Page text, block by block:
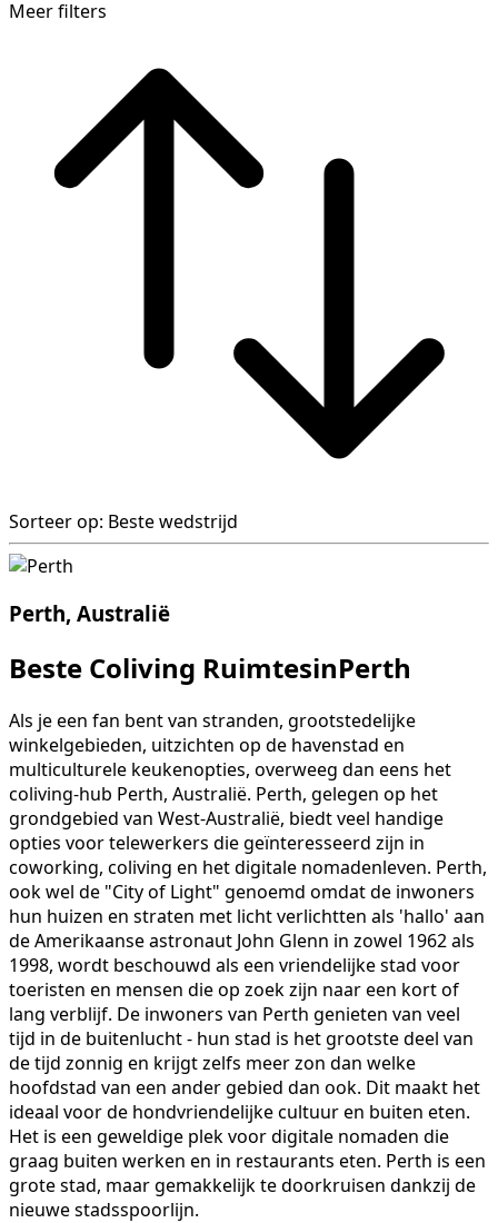
Meer filters
Sorteer op: Beste wedstrijd
Perth, Australië
Beste Coliving RuimtesinPerth
Als je een fan bent van stranden, grootstedelijke
winkelgebieden, uitzichten op de havenstad en
multiculturele keukenopties, overweeg dan eens het
coliving-hub Perth, Australië. Perth, gelegen op het
grondgebied van West-Australië, biedt veel handige
opties voor telewerkers die geïnteresseerd zijn in
coworking, coliving en het digitale nomadenleven. Perth,
ook wel de "City of Light" genoemd omdat de inwoners
hun huizen en straten met licht verlichtten als 'hallo' aan
de Amerikaanse astronaut John Glenn in zowel 1962 als
1998, wordt beschouwd als een vriendelijke stad voor
toeristen en mensen die op zoek zijn naar een kort of
lang verblijf. De inwoners van Perth genieten van veel
tijd in de buitenlucht - hun stad is het grootste deel van
de tijd zonnig en krijgt zelfs meer zon dan welke
hoofdstad van een ander gebied dan ook. Dit maakt het
ideaal voor de hondvriendelijke cultuur en buiten eten.
Het is een geweldige plek voor digitale nomaden die
graag buiten werken en in restaurants eten. Perth is een
grote stad, maar gemakkelijk te doorkruisen dankzij de
nieuwe stadsspoorlijn.